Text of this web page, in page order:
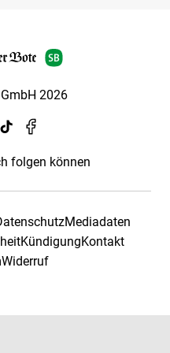
2026
folgen können
Mediadaten
KündigungKontakt
Widerruf